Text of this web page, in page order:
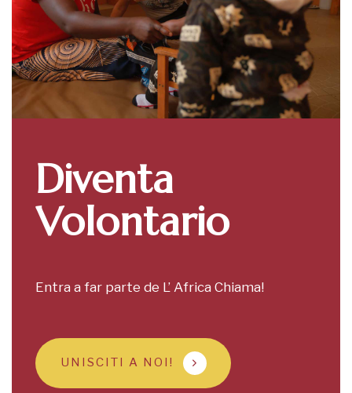
Diventa
Volontario
Entra a far parte de L’ Africa Chiama!
UNISCITI A NOI!